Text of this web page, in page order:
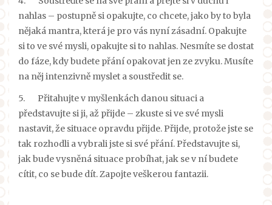
nahlas – postupně si opakujte, co chcete, jako by to byla
nějaká mantra, která je pro vás nyní zásadní. Opakujte
si to ve své mysli, opakujte si to nahlas. Nesmíte se dostat
do fáze, kdy budete přání opakovat jen ze zvyku. Musíte
na něj intenzivně myslet a soustředit se.
5.
Přitahujte v myšlenkách danou situaci a
představujte si ji, až přijde – zkuste si ve své mysli
nastavit, že situace opravdu přijde. Přijde, protože jste se
tak rozhodli a vybrali jste si své přání. Představujte si,
jak bude vysněná situace probíhat, jak se v ní budete
cítit, co se bude dít. Zapojte veškerou fantazii.